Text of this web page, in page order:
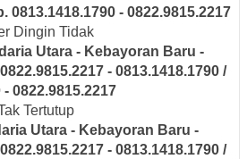
0813.1418.1790 - 0822.9815.2217
Dingin Tidak
Utara - Kebayoran Baru -
- 0813.1418.1790 /
0822.9815.2217
Tertutup
Utara - Kebayoran Baru -
- 0813.1418.1790 /